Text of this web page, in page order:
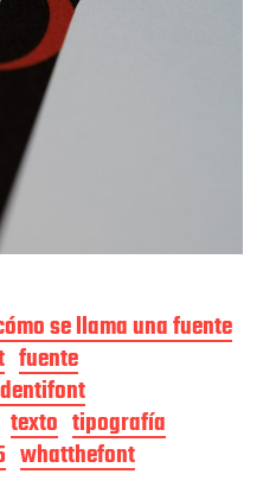
se llama una fuente
fuente
texto tipografía
whatthefont